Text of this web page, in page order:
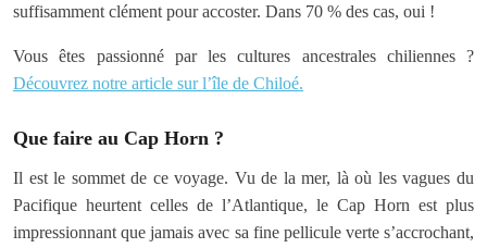
suffisamment clément pour accoster. Dans 70 % des cas, oui !
Vous êtes passionné par les cultures ancestrales chiliennes ?
Découvrez notre article sur l’île de Chiloé.
Que faire au Cap Horn ?
Il est le sommet de ce voyage. Vu de la mer, là où les vagues du
Pacifique heurtent celles de l’Atlantique, le Cap Horn est plus
impressionnant que jamais avec sa fine pellicule verte s’accrochant,